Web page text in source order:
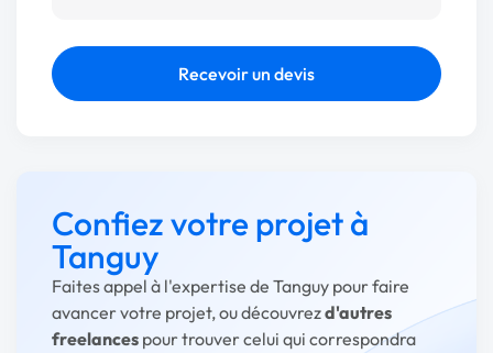
Recevoir un devis
Confiez votre projet à
Tanguy
Faites appel à l'expertise de Tanguy pour faire
avancer votre projet, ou découvrezd'autres
freelances pour trouver celui qui correspondra